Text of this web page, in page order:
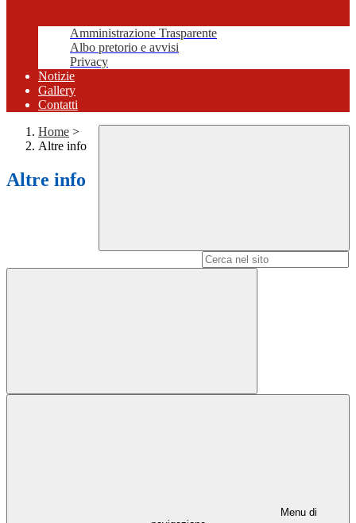
Amministrazione Trasparente
Albo pretorio e avvisi
Privacy
Notizie
Gallery
Contatti
Home >
Altre info
Altre info
Menu di